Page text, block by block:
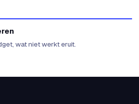
wat niet werkt eruit.